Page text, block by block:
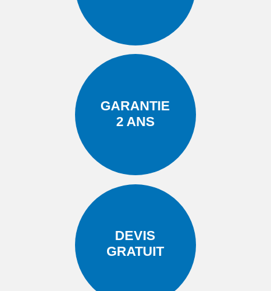
GARANTIE
2 ANS
DEVIS
GRATUIT